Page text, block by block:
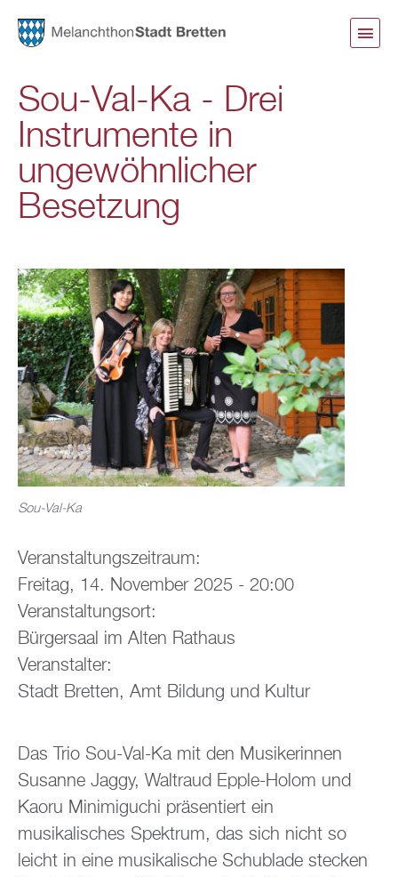
Sou-Val-Ka - Drei
Instrumente in
ungewöhnlicher
Besetzung
Sou-Val-Ka
Veranstaltungszeitraum:
Freitag, 14. November 2025 - 20:00
Veranstaltungsort:
Bürgersaal im Alten Rathaus
Veranstalter:
Stadt Bretten, Amt Bildung und Kultur
Das Trio Sou-Val-Ka mit den Musikerinnen
Susanne Jaggy, Waltraud Epple-Holom und
Kaoru Minimiguchi präsentiert ein
musikalisches Spektrum, das sich nicht so
leicht in eine musikalische Schublade stecken